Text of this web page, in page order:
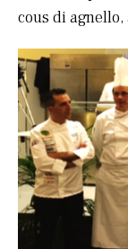
cous di